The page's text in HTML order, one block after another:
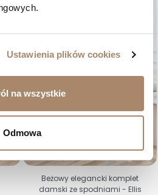
Ustawienia plików cookies
na wszystkie
Odmowa
-20%
Beżowy elegancki komplet
damski ze spodniami - Ellis